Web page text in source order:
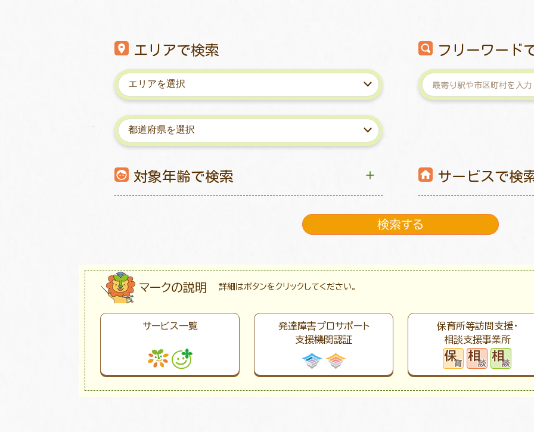
エリアで検索 フリーワード
対象年齢で検索 サービスで検
マークの説明 詳細はボタンをクリックしてください。
サービス一覧
発達障害プロサポート
支援機関認証
保育所等訪問支援・
相談支援事業所